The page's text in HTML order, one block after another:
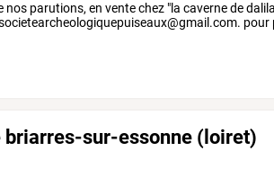
nos parutions, en vente chez "la caverne de
briarres-sur-essonne (loiret)